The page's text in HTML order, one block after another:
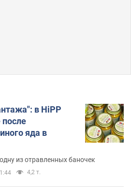
в HiPP
после
яда в
из отравленных баночек
4,2 т.